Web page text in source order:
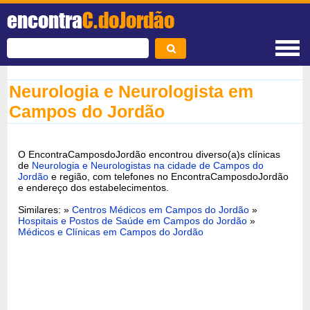
encontraC.doJordão
Neurologia e Neurologista em
Campos do Jordão
O EncontraCamposdoJordão encontrou diverso(a)s clínicas
de Neurologia e Neurologistas na cidade de Campos do
Jordão e região, com telefones no EncontraCamposdoJordão
e endereço dos estabelecimentos.
Similares: »Centros Médicos em Campos do Jordão »
Hospitais e Postos de Saúde em Campos do Jordão »
Médicos e Clínicas em Campos do Jordão